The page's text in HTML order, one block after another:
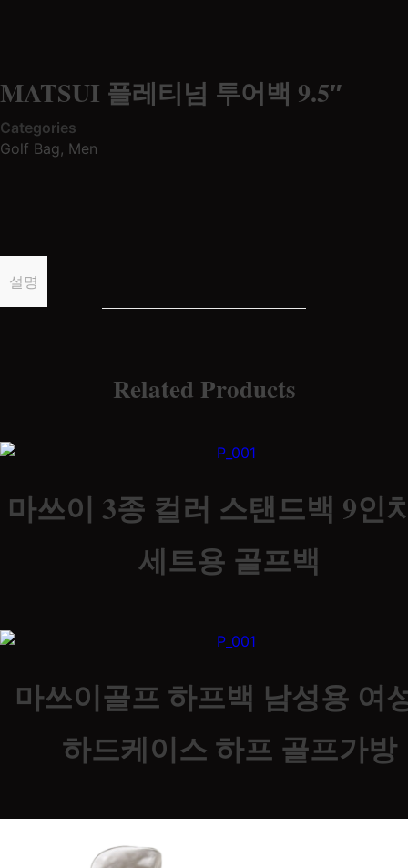
MATSUI 플레티넘 투어백 9.5″
Categories
Golf Bag, Men
설명
Related Products
마쓰이 3종 컬러 스탠드백 9인
세트용 골프백
마쓰이골프 하프백 남성용 여
하드케이스 하프 골프가방